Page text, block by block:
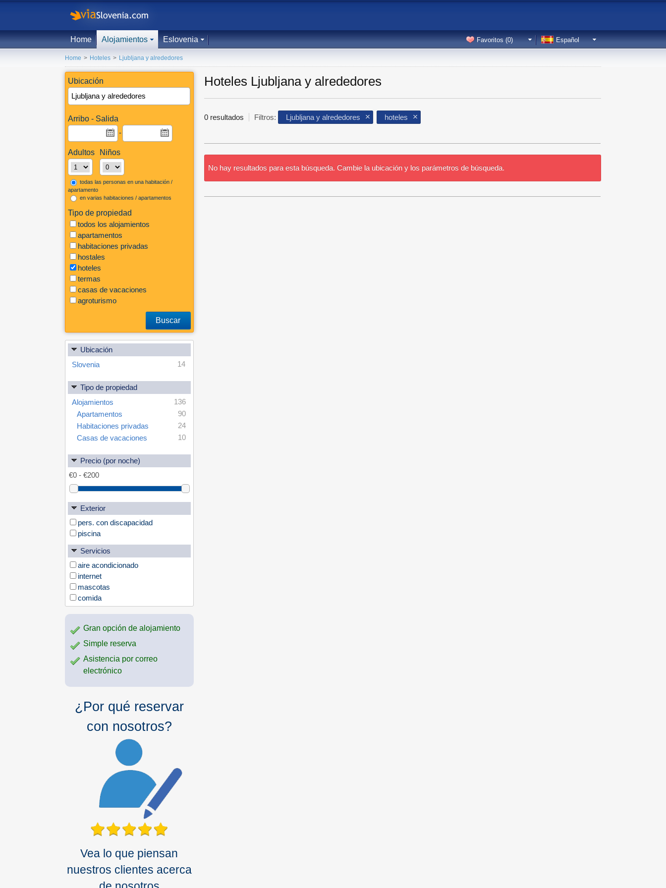
Home Alojamientos Eslovenia Español
Favoritos (0)
Home > Hoteles > Ljubljana y alrededores
Ubicación
Arribo - Salida
-
Adultos Niños
todas las personas en una habitación /
apartamento
en varias habitaciones / apartamentos
Tipo de propiedad
todos los alojamientos
apartamentos
habitaciones privadas
hostales
hoteles
termas
casas de vacaciones
agroturismo
Buscar
Ubicación
Slovenia
14
Tipo de propiedad
Alojamientos
136
Apartamentos
90
Habitaciones privadas
24
Casas de vacaciones
10
Precio (por noche)
Exterior
pers. con discapacidad
piscina
Servicios
aire acondicionado
internet
mascotas
comida
Gran opción de alojamiento
Simple reserva
Asistencia por correo
electrónico
¿Por qué reservar
con nosotros?
Vea lo que piensan
nuestros clientes acerca
Hoteles Ljubljana y alrededores
0 resultados Filtros: Ljubljana y alrededores hoteles
No hay resultados para esta búsqueda. Cambie la ubicación y los parámetros de búsqueda.